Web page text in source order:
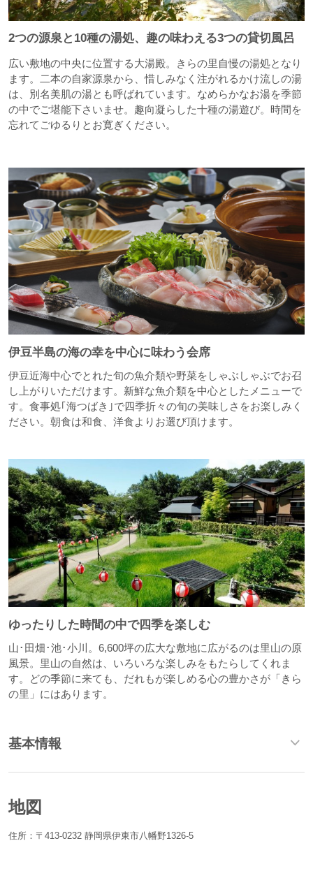
2つの源泉と10種の湯処、趣の味わえる3つの貸切風呂
広い敷地の中央に位置する大湯殿。きらの里自慢の湯処となり
ます。二本の自家源泉から、惜しみなく注がれるかけ流しの湯
は、別名美肌の湯とも呼ばれています。なめらかなお湯を季節
の中でご堪能下さいませ。趣向凝らした十種の湯遊び。時間を
忘れてごゆるりとお寛ぎください。
伊豆半島の海の幸を中心に味わう会席
伊豆近海中心でとれた旬の魚介類や野菜をしゃぶしゃぶでお召
し上がりいただけます。新鮮な魚介類を中心としたメニューで
す。食事処｢海つばき｣で四季折々の旬の美味しさをお楽しみく
ださい。朝食は和食、洋食よりお選び頂けます。
ゆったりした時間の中で四季を楽しむ
山･田畑･池･小川。6,600坪の広大な敷地に広がるのは里山の原
風景。里山の自然は、いろいろな楽しみをもたらしてくれま
す。どの季節に来ても、だれもが楽しめる心の豊かさが「きら
の里」にはあります。
基本情報
地図
住所：〒413-0232 静岡県伊東市八幡野1326-5